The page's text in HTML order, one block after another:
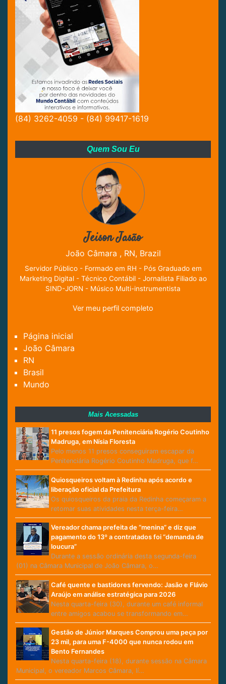
(84) 3262-4059 - (84) 99417-1619
Quem Sou Eu
Jeison Jasão
João Câmara , RN, Brazil
Servidor Público - Formado em RH - Pós Graduado em
Marketing Digital - Técnico Contábil - Jornalista Filiado ao
SIND-JORN - Músico Multi-instrumentista
Ver meu perfil completo
Página inicial
João Câmara
RN
Brasil
Mundo
Mais Acessadas
11 presos fogem da Penitenciária Rogério Coutinho
Madruga, em Nísia Floresta
Pelo menos 11 presos conseguiram escapar da
Penitenciária Rogério Coutinho Madruga, que f…
Quiosqueiros voltam à Redinha após acordo e
liberação oficial da Prefeitura
Os quiosqueiros da praia da Redinha começaram a
retomar suas atividades nesta terça-feira…
Vereador chama prefeita de “menina” e diz que
pagamento do 13º a contratados foi “demanda de
loucura”
Durante a sessão ordinária desta segunda-feira
(01) na Câmara Municipal de João Câmara, o…
Café quente e bastidores fervendo: Jasão e Flávio
Araújo em análise estratégica para 2026
Nesta quarta-feira (30), durante um café informal
entre amigos acabou se transformando em…
Gestão de Júnior Marques Comprou uma peça por
23 mil, para uma F-4000 que nunca rodou em
Bento Fernandes
Nesta quarta-feira (18), durante sessão na Câmara
Municipal, o vereador Marcos Câmara, lí…